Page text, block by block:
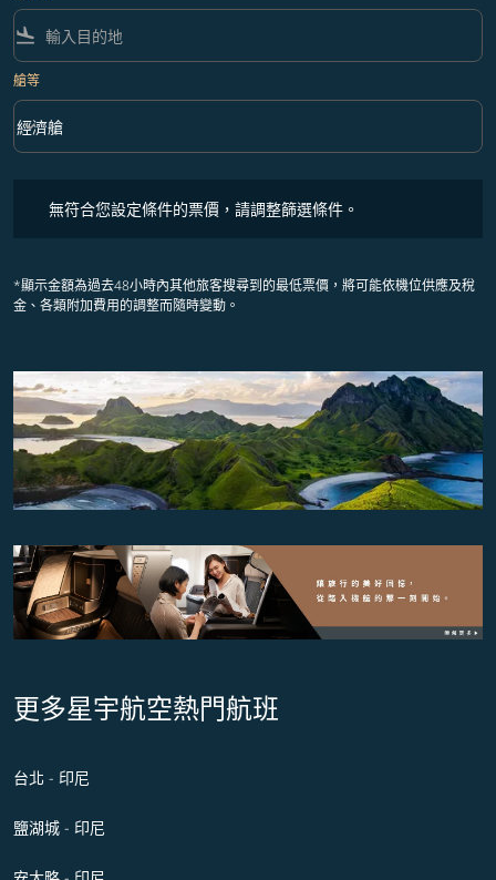
flight_land
艙等
艙等 option 經濟艙 Selected
經濟艙
keyboard_arrow_down
無符合您設定條件的票價，請調整篩選條件。
*顯示金額為過去48小時內其他旅客搜尋到的最低票價，將可能依機位供應及稅
金、各類附加費用的調整而隨時變動。
更多星宇航空熱門航班
台北 - 印尼
鹽湖城 - 印尼